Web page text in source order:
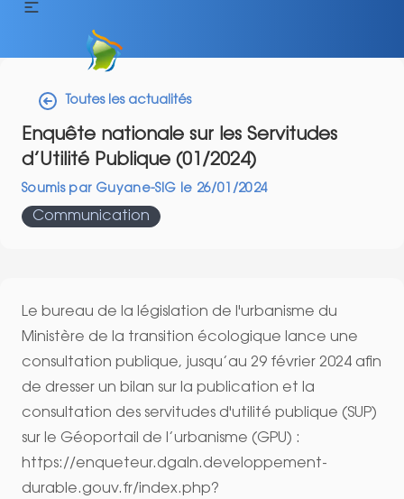
Toutes les actualités
Enquête nationale sur les Servitudes
d’Utilité Publique (01/2024)
Soumis par Guyane-SIG le 26/01/2024
Communication
Le bureau de la législation de l'urbanisme du
Ministère de la transition écologique lance une
consultation publique, jusqu’au 29 février 2024 afin
de dresser un bilan sur la publication et la
consultation des servitudes d'utilité publique (SUP)
sur le Géoportail de l’urbanisme (GPU) :
https://enqueteur.dgaln.developpement-
durable.gouv.fr/index.php?